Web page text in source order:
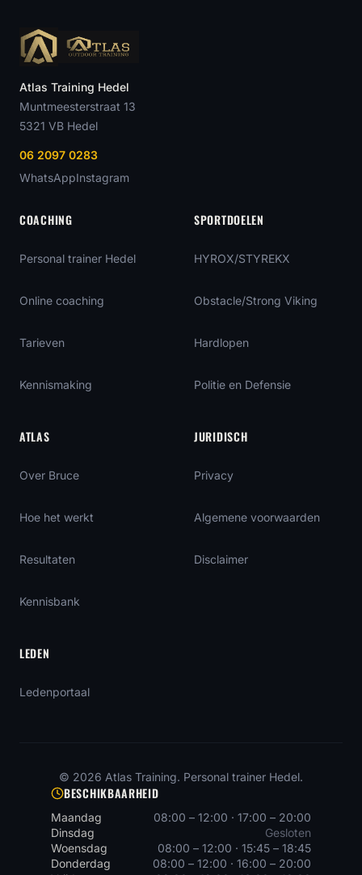
Atlas Training Hedel
Muntmeesterstraat 13
5321 VB Hedel
06 2097 0283
WhatsAppInstagram
COACHING
Personal trainer Hedel
Online coaching
Tarieven
Kennismaking
SPORTDOELEN
HYROX/STYREKX
Obstacle/Strong Viking
Hardlopen
Politie en Defensie
ATLAS
Over Bruce
Hoe het werkt
Resultaten
Kennisbank
JURIDISCH
Privacy
Algemene voorwaarden
Disclaimer
LEDEN
Ledenportaal
© 2026 Atlas Training. Personal trainer Hedel.
BESCHIKBAARHEID
Maandag
08:00 – 12:00 · 17:00 – 20:00
Dinsdag
Gesloten
Woensdag
08:00 – 12:00 · 15:45 – 18:45
Donderdag
08:00 – 12:00 · 16:00 – 20:00